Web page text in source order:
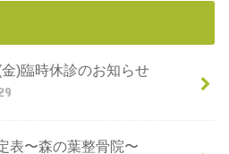
)臨時休診のお知らせ
表〜森の葉整骨院〜